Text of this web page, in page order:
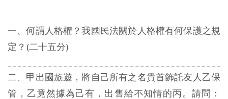
一、何謂人格權？我國民法關於人格權有何保護之規
定？(二十五分)
二、甲出國旅遊，將自己所有之名貴首飾託友人乙保
管，乙竟然據為己有，出售給不知情的丙。請問：